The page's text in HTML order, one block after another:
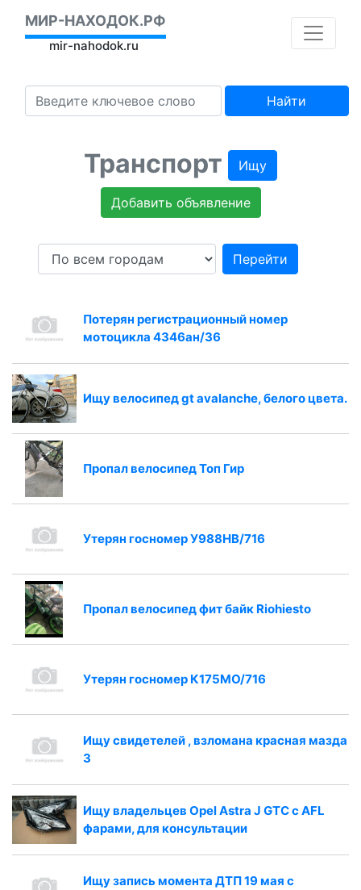
МИР-НАХОДОК.РФ
mir-nahodok.ru
Найти
Транспорт Ищу
Добавить объявление
Перейти
Потерян регистрационный номер
мотоцикла 4346ан/36
Ищу велосипед gt avalanche, белого цвета.
Пропал велосипед Топ Гир
Утерян госномер У988НВ/716
Пропал велосипед фит байк Riohiesto
Утерян госномер К175МО/716
Ищу свидетелей , взломана красная мазда
3
Ищу владельцев Opel Astra J GTC с AFL
фарами, для консультации
Ищу запись момента ДТП 19 мая с